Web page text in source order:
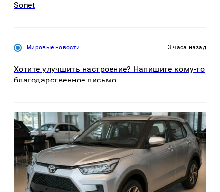
Sonet
Мировые новости 3 часа назад
Хотите улучшить настроение? Напишите кому-то
благодарственное письмо